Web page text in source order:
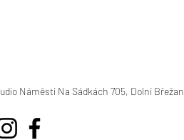
Náměstí Na Sádkách 705, Dolní